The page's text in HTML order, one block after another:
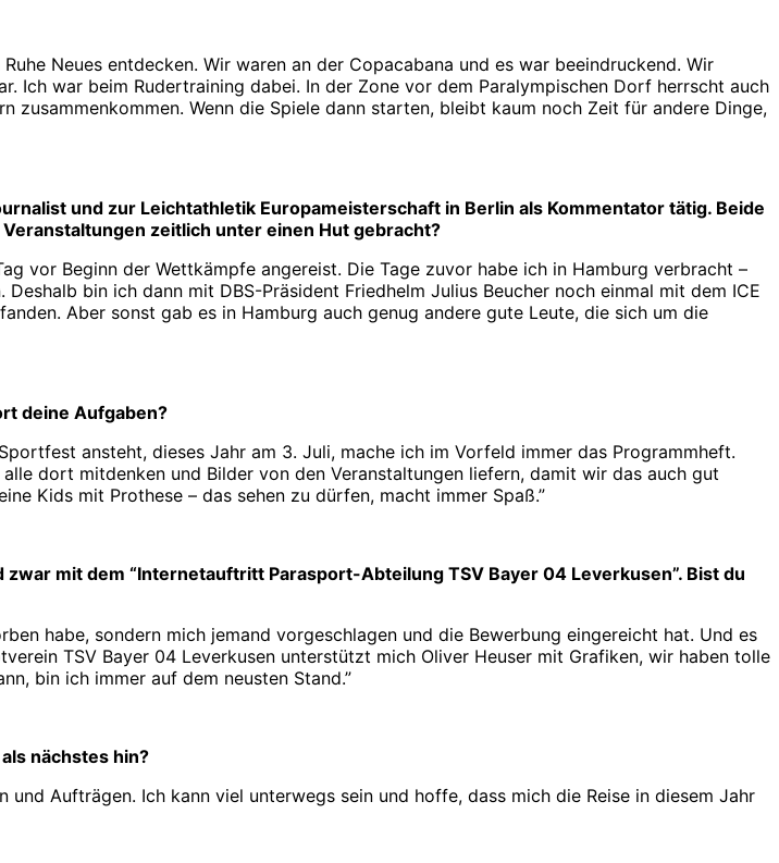
Neues entdecken. Wir waren an der Copacabana und es war beeindruckend. Wir
war beim Rudertraining dabei. In der Zone vor dem Paralympischen Dorf herrscht auch
Wenn die Spiele dann starten, bleibt kaum noch Zeit für andere Dinge,
und zur Leichtathletik Europameisterschaft in Berlin als Kommentator tätig. Beide
zeitlich unter einen Hut gebracht?
vor Beginn der Wettkämpfe angereist. Die Tage zuvor habe ich in Hamburg verbracht –
bin ich dann mit DBS-Präsident Friedhelm Julius Beucher noch einmal mit dem ICE
Aber sonst gab es in Hamburg auch genug andere gute Leute, die sich um die
deine Aufgaben?
ansteht, dieses Jahr am 3. Juli, mache ich im Vorfeld immer das Programmheft.
dort mitdenken und Bilder von den Veranstaltungen liefern, damit wir das auch gut
Kids mit Prothese – das sehen zu dürfen, macht immer Spaß.”
mit dem “Internetauftritt Parasport-Abteilung TSV Bayer 04 Leverkusen”. Bist du
habe, sondern mich jemand vorgeschlagen und die Bewerbung eingereicht hat. Und es
TSV Bayer 04 Leverkusen unterstützt mich Oliver Heuser mit Grafiken, wir haben tolle
bin ich immer auf dem neusten Stand.”
nächstes hin?
Aufträgen. Ich kann viel unterwegs sein und hoffe, dass mich die Reise in diesem Jahr